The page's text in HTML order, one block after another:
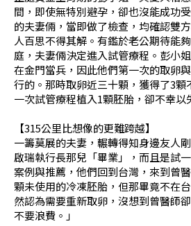
間，即使無特別避孕，卻也沒能成功
的夫妻倆，當即做了檢查，均確認雙
人百思不得其解。有鑑於老公期待能
庭，夫妻倆決定進入試管療程。彭小
在金門當兵，因此他們第一次的取卵
行的。那時取卵近三十顆，獲得了3
一次試管療程植入1顆胚胎，卻不幸以
【315公里比想像的更難跨越】
一籌莫展的夫妻，輾轉得知身邊友人
啟瑞執行長那兒「畢業」，而且是試
案例與推薦，他們回到台灣，來到曾
顆未使用的冷凍胚胎，但那畢竟不在
然認為需要重新取卵，沒想到曾醫師
不要浪費。」